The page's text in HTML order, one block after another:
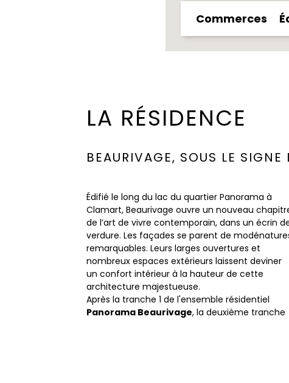
Commerces
LA RÉSIDENCE
BEAURIVAGE, SOUS LE SIGNE
Édifié le long du lac du quartier Panorama à
Clamart, Beaurivage ouvre un nouveau
de l’art de vivre contemporain, dans un écrin
verdure. Les façades se parent de
remarquables. Leurs larges ouvertures et
nombreux espaces extérieurs laissent deviner
un confort intérieur à la hauteur de cette
architecture majestueuse.
Après la tranche 1 de l'ensemble résidentiel
Panorama Beaurivage, la deuxième tranche